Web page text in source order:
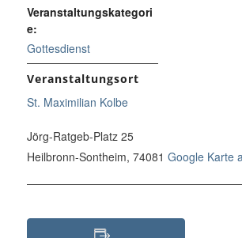
Veranstaltungskategori
e:
Gottesdienst
Veranstaltungsort
St. Maximilian Kolbe
Jörg-Ratgeb-Platz 25
Heilbronn-Sontheim, 74081 Google Karte